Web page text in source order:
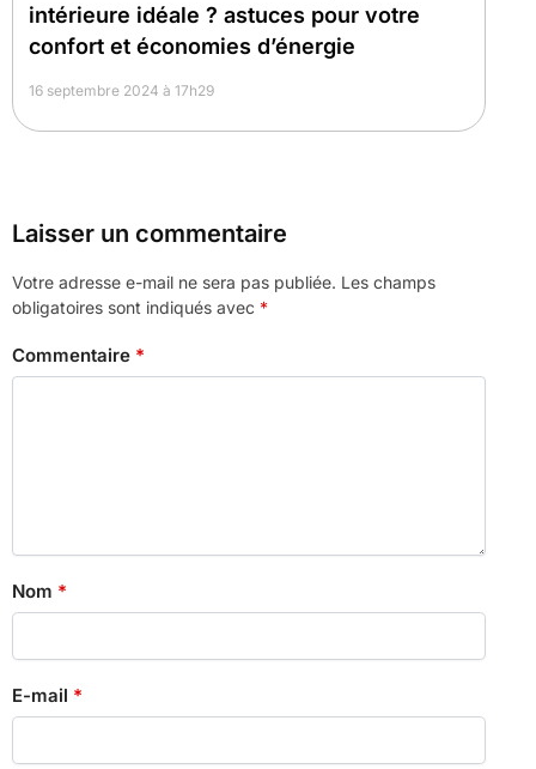
intérieure idéale ? astuces pour votre
confort et économies d’énergie
16 septembre 2024 à 17h29
Laisser un commentaire
Votre adresse e-mail ne sera pas publiée. Les champs
obligatoires sont indiqués avec *
Commentaire *
Nom *
E-mail *